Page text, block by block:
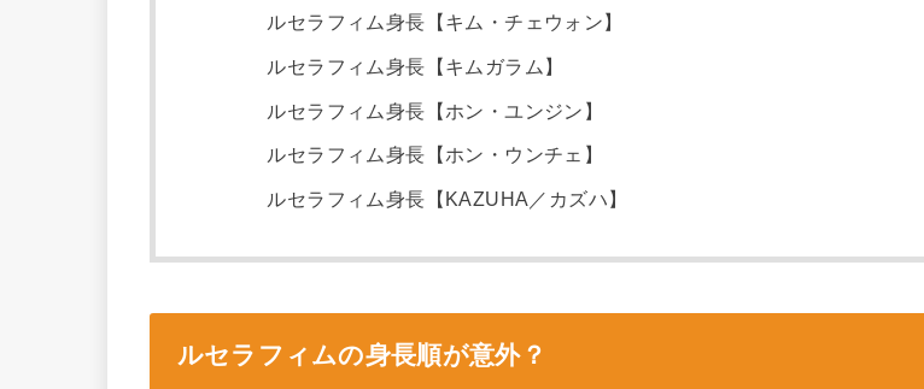
ルセラフィム身長【キム・チェウォン】
ルセラフィム身長【キムガラム】
ルセラフィム身長【ホン・ユンジン】
ルセラフィム身長【ホン・ウンチェ】
ルセラフィム身長【KAZUHA／カズハ】
ルセラフィムの身長順が意外？